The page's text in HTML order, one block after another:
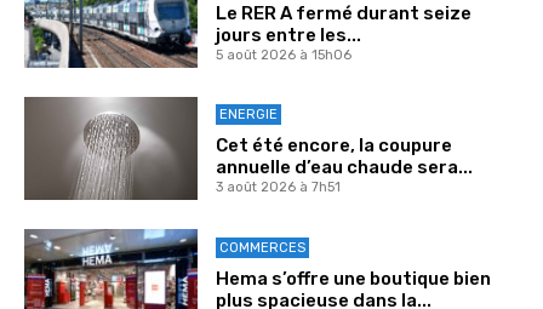
Le RER A fermé durant seize
jours entre les...
5 août 2026 à 15h06
ENERGIE
Cet été encore, la coupure
annuelle d’eau chaude sera...
3 août 2026 à 7h51
COMMERCES
Hema s’offre une boutique bien
plus spacieuse dans la...